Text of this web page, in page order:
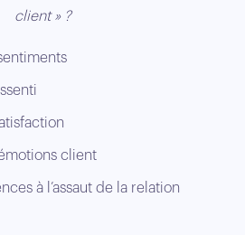
client » ?
émotions client
à l’assaut de la relation